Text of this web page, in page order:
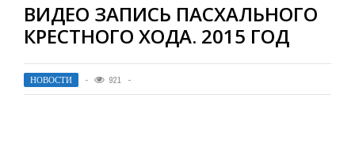
ВИДЕО ЗАПИСЬ ПАСХАЛЬНОГО
КРЕСТНОГО ХОДА. 2015 ГОД
НОВОСТИ 921